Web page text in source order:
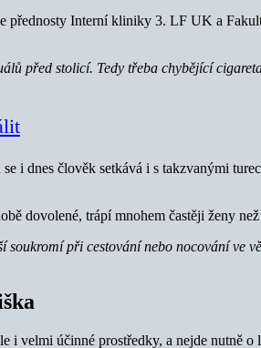
přednosty Interní kliniky 3. LF UK a
před stolicí. Tedy třeba chybějící
i dnes člověk setkává i s takzvanými
dovolené, trápí mnohem častěji ženy
soukromí při cestování nebo nocování ve
i velmi účinné prostředky, a nejde nutně